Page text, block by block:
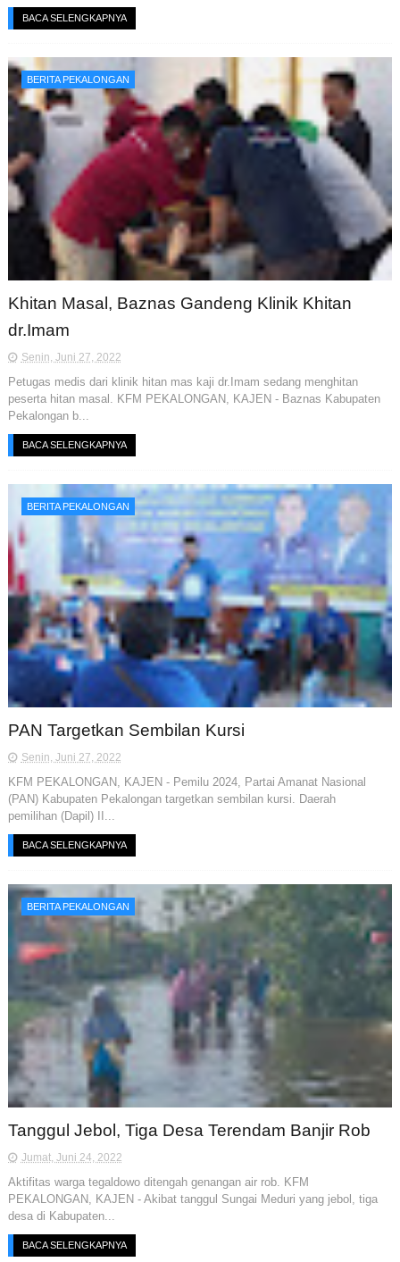
BACA SELENGKAPNYA
BERITA PEKALONGAN
Khitan Masal, Baznas Gandeng Klinik Khitan
dr.Imam
Senin, Juni 27, 2022
Petugas medis dari klinik hitan mas kaji dr.Imam sedang menghitan
peserta hitan masal. KFM PEKALONGAN, KAJEN - Baznas Kabupaten
Pekalongan b...
BACA SELENGKAPNYA
BERITA PEKALONGAN
PAN Targetkan Sembilan Kursi
Senin, Juni 27, 2022
KFM PEKALONGAN, KAJEN - Pemilu 2024, Partai Amanat Nasional
(PAN) Kabupaten Pekalongan targetkan sembilan kursi. Daerah
pemilihan (Dapil) II...
BACA SELENGKAPNYA
BERITA PEKALONGAN
Tanggul Jebol, Tiga Desa Terendam Banjir Rob
Jumat, Juni 24, 2022
Aktifitas warga tegaldowo ditengah genangan air rob. KFM
PEKALONGAN, KAJEN - Akibat tanggul Sungai Meduri yang jebol, tiga
desa di Kabupaten...
BACA SELENGKAPNYA